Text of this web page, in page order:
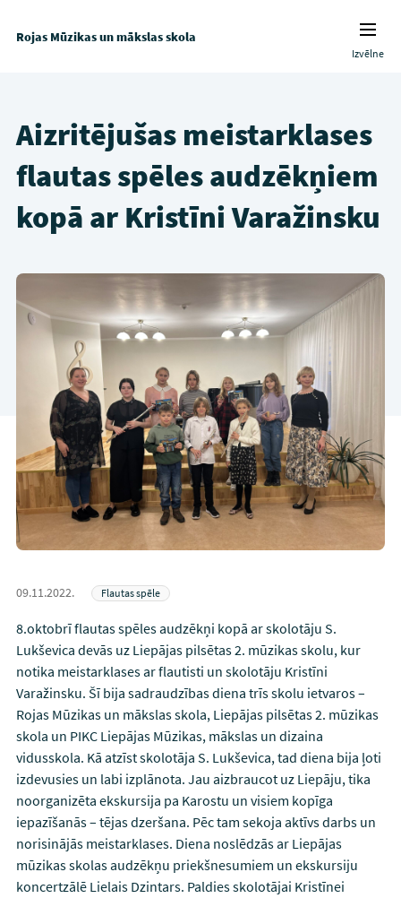
Rojas Mūzikas un mākslas skola
Izvēlne
Aizritējušas meistarklases
flautas spēles audzēkņiem
kopā ar Kristīni Varažinsku
09.11.2022. Flautas spēle
8.oktobrī flautas spēles audzēkņi kopā ar skolotāju S.
Lukševica devās uz Liepājas pilsētas 2. mūzikas skolu, kur
notika meistarklases ar flautisti un skolotāju Kristīni
Varažinsku. Šī bija sadraudzības diena trīs skolu ietvaros –
Rojas Mūzikas un mākslas skola, Liepājas pilsētas 2. mūzikas
skola un PIKC Liepājas Mūzikas, mākslas un dizaina
vidusskola. Kā atzīst skolotāja S. Lukševica, tad diena bija ļoti
izdevusies un labi izplānota. Jau aizbraucot uz Liepāju, tika
noorganizēta ekskursija pa Karostu un visiem kopīga
iepazīšanās – tējas dzeršana. Pēc tam sekoja aktīvs darbs un
norisinājās meistarklases. Diena noslēdzās ar Liepājas
mūzikas skolas audzēkņu priekšnesumiem un ekskursiju
koncertzālē Lielais Dzintars. Paldies skolotājai Kristīnei